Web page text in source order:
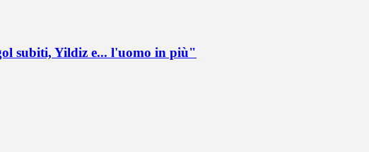
subiti, Yildiz e... l'uomo in più"